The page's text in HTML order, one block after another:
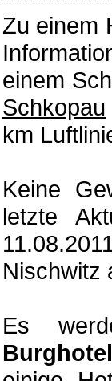
Zu einem
einem
Schkopau
km
Keine
letzte
Nischwitz
Es